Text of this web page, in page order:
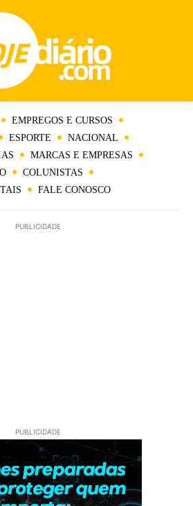
EMPREGOS E CURSOS
ESPORTE
NACIONAL
MARCAS E EMPRESAS
COLUNISTAS
FALE CONOSCO
PUBLICIDADE
PUBLICIDADE